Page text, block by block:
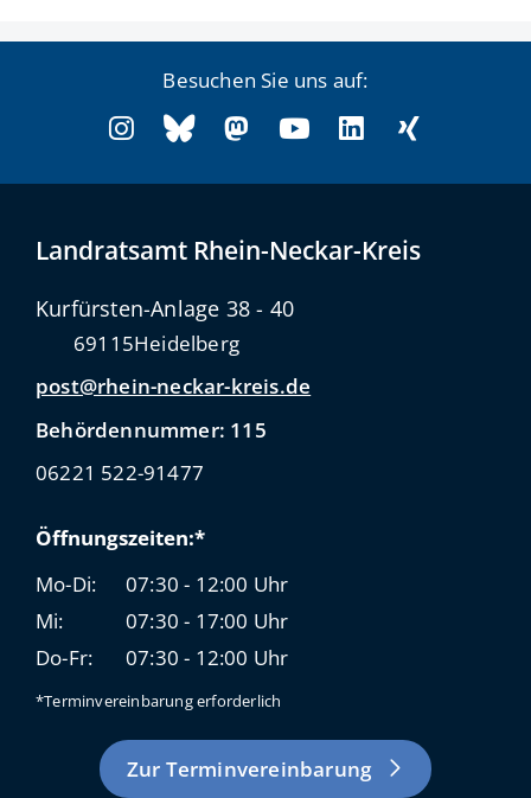
Besuchen Sie uns auf:
Landratsamt Rhein-Neckar-Kreis
Kurfürsten-Anlage 38 - 40
69115Heidelberg
post@rhein-neckar-kreis.de
Behördennummer: 115
06221 522-91477
Öffnungszeiten:*
Mo-Di:
07:30 - 12:00 Uhr
Mi:
07:30 - 17:00 Uhr
Do-Fr:
07:30 - 12:00 Uhr
*Terminvereinbarung erforderlich
Zur Terminvereinbarung